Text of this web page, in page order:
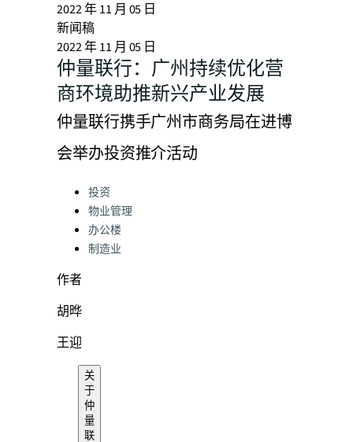
2022 年 11 月 05 日
新闻稿
2022 年 11 月 05 日
仲量联行：广州持续优化营
商环境助推新兴产业发展
仲量联行携手广州市商务局在进博
会举办投资推介活动
Categories:
投资
物业管理
办公楼
制造业
作者
胡晔
王迎
关
于
仲
量
联